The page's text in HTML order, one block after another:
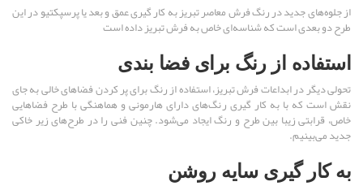
از جلوه‌های جدید در رنگ فرش معاصر تبریز به کار گیری عمق و بعد یا پرسپکتیو در این
طرح دو بعدی است که شناسه‌ای خاص به فرش تبریز داده است
استفاده از رنگ برای فضا بندی
تحولی دیگر در ابداعات فرش تبریز، استفاده از رنگ برای پر کردن فضاهای خالی به جای
نقش است که با به کار گیری رنگ‌های دارای هارمونی و هماهنگی با طرح فضاهایی
خاص، قرابتی زیبا بین طرح و رنگ ایجاد می‌شود. چنین فنی را در طرح‌های زیر خاکی
جدید می‌بینیم.
به کار گیری سایه روشن